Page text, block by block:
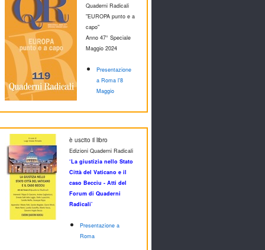
Quaderni Radicali
"EUROPA punto e a
capo"
Anno 47° Speciale
Maggio 2024
Presentazione
a Roma l'8
Maggio
è uscito il libro
Edizioni Quaderni Radicali
‘La giustizia nello Stato
Città del Vaticano e il
caso Becciu - Atti del
Forum di Quaderni
Radicali’
Presentazione a
Roma